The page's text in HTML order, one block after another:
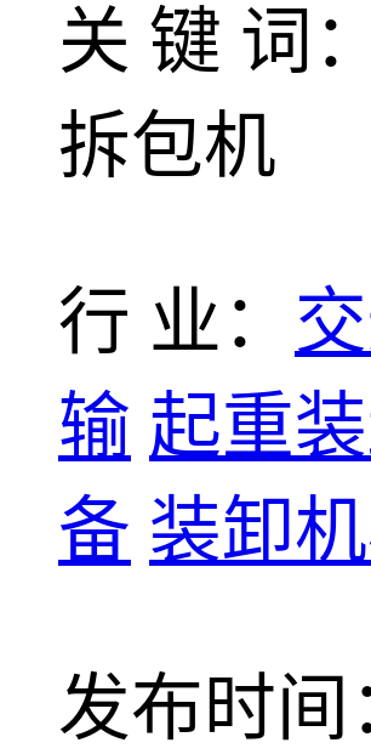
关 键 词
拆包机
行 业：
输 起重
备 装卸
发布时间